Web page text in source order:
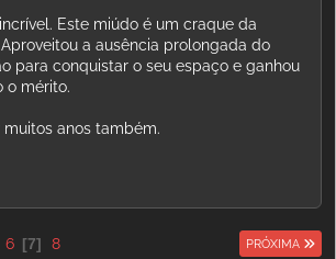
Este miúdo é um craque da
a ausência prolongada do
para conquistar o seu espaço e ganhou
o mérito.
muitos anos também.
6 7 8 PRÓXIMA